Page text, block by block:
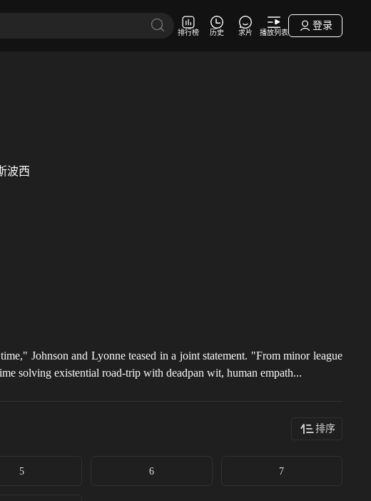
排行榜 历史 求片 播放列表
登录
波西
Johnson and Lyonne teased in a joint statement. "From minor league
solving existential road-trip with deadpan wit, human empath...
排序
5 6 7